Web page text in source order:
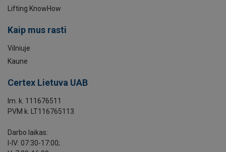
Lifting KnowHow
Kaip mus rasti
Vilniuje
Kaune
Certex Lietuva UAB
Im. k. 111676511
PVM k. LT116765113
Darbo laikas:
I-IV: 07:30-17:00;